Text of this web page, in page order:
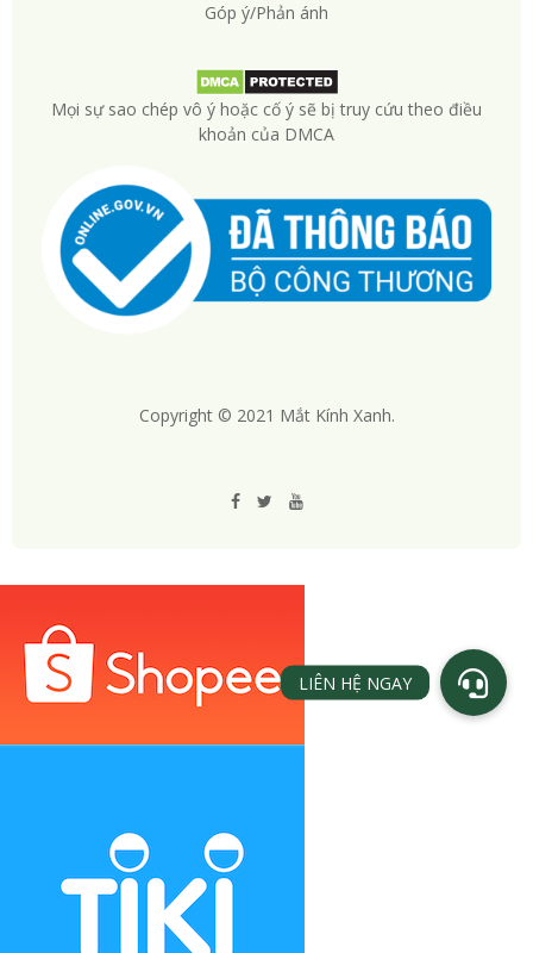
Góp ý/Phản ánh
Mọi sự sao chép vô ý hoặc cố ý sẽ bị truy cứu theo điều
khoản của DMCA
Copyright © 2021 Mắt Kính Xanh.